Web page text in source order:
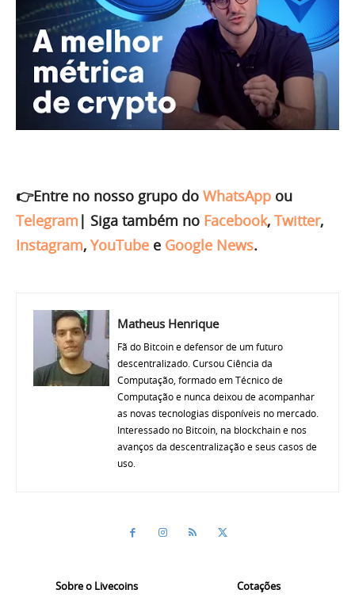
👉Entre no nosso grupo do WhatsApp ou
Telegram | Siga também no Facebook, Twitter,
Instagram, YouTube e Google News.
Matheus Henrique
Fã do Bitcoin e defensor de um futuro
descentralizado. Cursou Ciência da
Computação, formado em Técnico de
Computação e nunca deixou de acompanhar
as novas tecnologias disponíveis no mercado.
Interessado no Bitcoin, na blockchain e nos
avanços da descentralização e seus casos de
uso.
Sobre o Livecoins Cotações